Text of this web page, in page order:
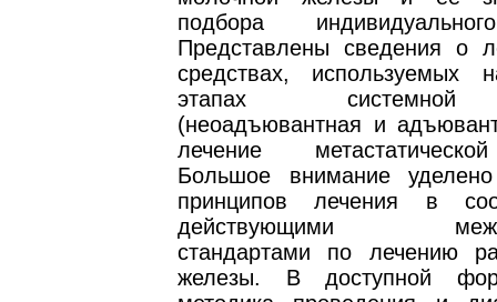
подбора
Представлены сведения о
средствах, используемых
этапах системной
(неоадъювантная и
лечение
Большое внимание
принципов лечения в
действующими
стандартами по лечению
железы. В доступной